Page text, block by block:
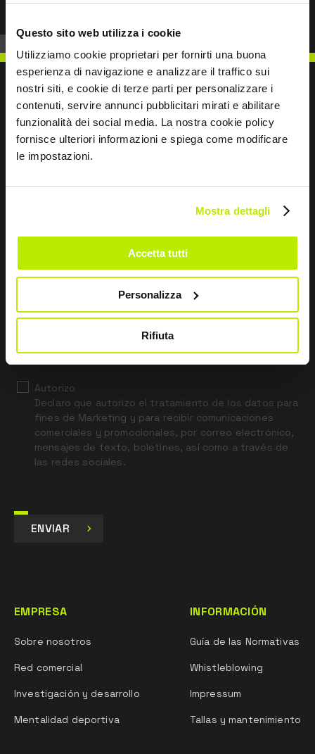
Questo sito web utilizza i cookie
Utilizziamo cookie proprietari per fornirti una buona
esperienza di navigazione e analizzare il traffico sui
nostri siti, e cookie di terze parti per personalizzare i
contenuti, servire annunci pubblicitari mirati e abilitare
funzionalità dei social media. La nostra cookie policy
fornisce ulteriori informazioni e spiega come modificare
le impostazioni.
Mostra dettagli
Accetta tutti
Personalizza
Rifiuta
ESCRÍBENOS
this
He leído el aviso legal sobre privacidad
Autorizo
Declaro que autorizo el tratamiento de los datos para
fines de Marketing y para recibir comunicaciones
comerciales y promocionales, por correo electrónico,
mensajes de texto, boletines, así como a través de
las redes sociales.
ENVIAR
EMPRESA
Sobre nosotros
Red comercial
Investigación y desarrollo
Mentalidad deportiva
INFORMACIÓN
Guía de las Normativas
Whistleblowing
Impressum
Tallas y mantenimiento